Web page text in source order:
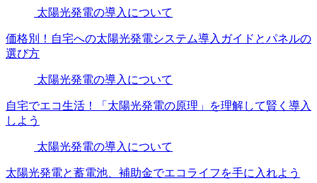
太陽光発電の導入について
価格別！自宅への太陽光発電システム導入ガイドとパネルの
選び方
太陽光発電の導入について
自宅でエコ生活！「太陽光発電の原理」を理解して賢く導入
しよう
太陽光発電の導入について
太陽光発電と蓄電池、補助金でエコライフを手に入れよう